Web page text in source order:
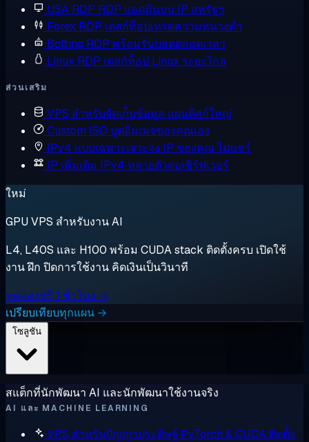
USA RDP RDP แอดมินบน IP สหรัฐฯ
Forex RDP เดสก์ท็อปเทรดความหน่วงต่ำ
Botting RDP พร้อมรันบอตตลอดเวลา
Linux RDP เดสก์ท็อป Linux ระยะไกล
ส่วนเสริม
VPS สำหรับจัดเก็บข้อมูล แผนดิสก์ใหญ่
Custom ISO บูตอิมเมจของคุณเอง
IPv4 แบบเฉพาะเจาะจง IP ของคุณ ไม่แชร์
IP เพิ่มเติม IPv4 หลายตัวต่อเซิร์ฟเวอร์
ใหม่
GPU VPS สำหรับงาน AI
L4, L40S และ H100 พร้อม CUDA stack ติดตั้งครบ เปิดใช้
งาน ฝึก ปิดการใช้งาน คิดเงินเป็นวินาที
ทดลองฟรี 1 ชั่วโมง →
เปรียบเทียบทุกแผน →
สแต็กที่นักพัฒนา AI และนักพัฒนาใช้งานจริง
AI และ MACHINE LEARNING
VPS สำหรับปัญญาประดิษฐ์ PyTorch & CUDA ติดตั้ง